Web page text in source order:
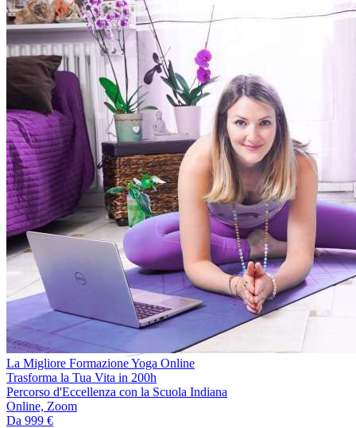
La Migliore Formazione Yoga Online
Trasforma la Tua Vita in 200h
Percorso d'Eccellenza con la Scuola Indiana
Online, Zoom
Da 999 €